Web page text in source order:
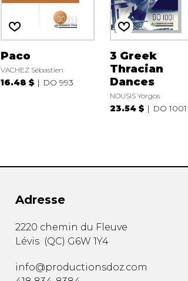
Paco
VACHEZ Sébastien
16.48 $ DO 993
3 Greek
Thracian
Dances
NOUSIS Yorgos
23.54 $ DO 1001
Adresse
2220 chemin du Fleuve
Lévis (QC) G6W 1Y4
info@productionsdoz.com